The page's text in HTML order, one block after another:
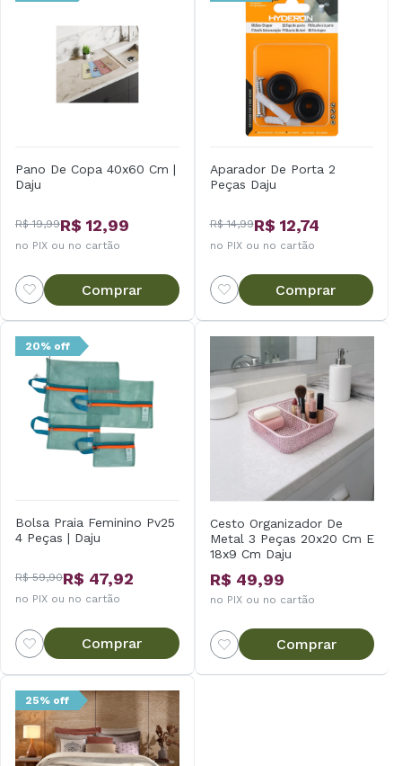
Pano De Copa 40x60 Cm |
Daju
R$ 19,99R$ 12,99
no PIX ou no cartão
Comprar
Aparador De Porta 2
Peças Daju
R$ 14,99R$ 12,74
no PIX ou no cartão
Comprar
20% off
Bolsa Praia Feminino Pv25
4 Peças | Daju
R$ 59,90R$ 47,92
no PIX ou no cartão
Comprar
Cesto Organizador De
Metal 3 Peças 20x20 Cm E
18x9 Cm Daju
R$ 49,99
no PIX ou no cartão
Comprar
25% off